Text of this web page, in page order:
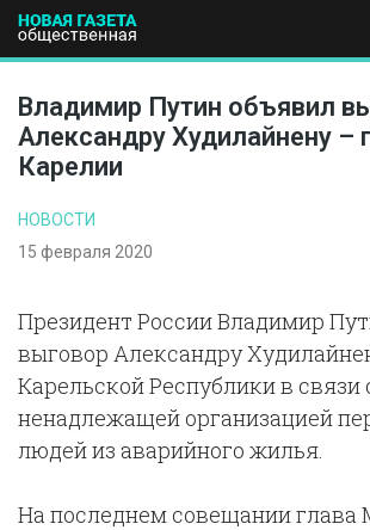
ПОЛИТИКА
Владимир Путин объявил
Александру Худилайнену –
Карелии
НОВОСТИ
15 февраля 2020
Президент России Владимир
выговор Александру
Карельской Республики в связи
ненадлежащей организацией
людей из аварийного жилья.
На последнем совещании глава